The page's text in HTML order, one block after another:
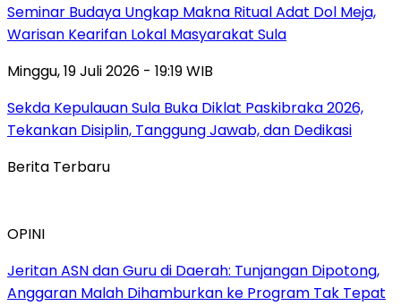
Seminar Budaya Ungkap Makna Ritual Adat Dol Meja,
Warisan Kearifan Lokal Masyarakat Sula
Minggu, 19 Juli 2026 - 19:19 WIB
Sekda Kepulauan Sula Buka Diklat Paskibraka 2026,
Tekankan Disiplin, Tanggung Jawab, dan Dedikasi
Berita Terbaru
OPINI
Jeritan ASN dan Guru di Daerah: Tunjangan Dipotong,
Anggaran Malah Dihamburkan ke Program Tak Tepat